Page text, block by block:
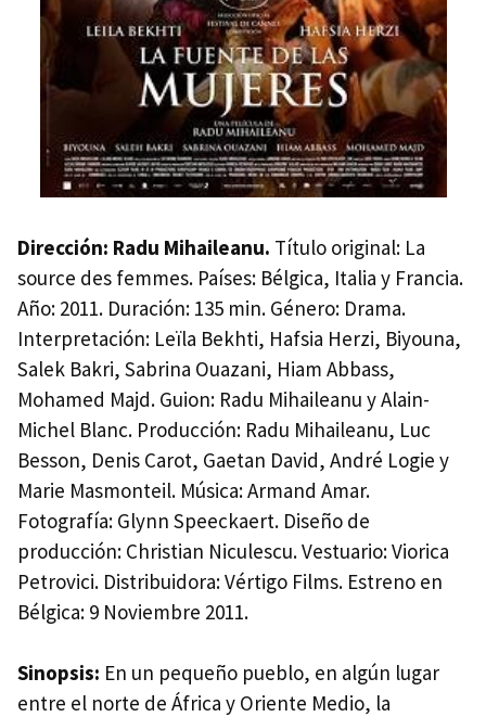
Dirección: Radu Mihaileanu. Título original: La
source des femmes. Países: Bélgica, Italia y Francia.
Año: 2011. Duración: 135 min. Género: Drama.
Interpretación: Leïla Bekhti, Hafsia Herzi, Biyouna,
Salek Bakri, Sabrina Ouazani, Hiam Abbass,
Mohamed Majd. Guion: Radu Mihaileanu y Alain-
Michel Blanc. Producción: Radu Mihaileanu, Luc
Besson, Denis Carot, Gaetan David, André Logie y
Marie Masmonteil. Música: Armand Amar.
Fotografía: Glynn Speeckaert. Diseño de
producción: Christian Niculescu. Vestuario: Viorica
Petrovici. Distribuidora: Vértigo Films. Estreno en
Bélgica: 9 Noviembre 2011.
Sinopsis: En un pequeño pueblo, en algún lugar
entre el norte de África y Oriente Medio, la